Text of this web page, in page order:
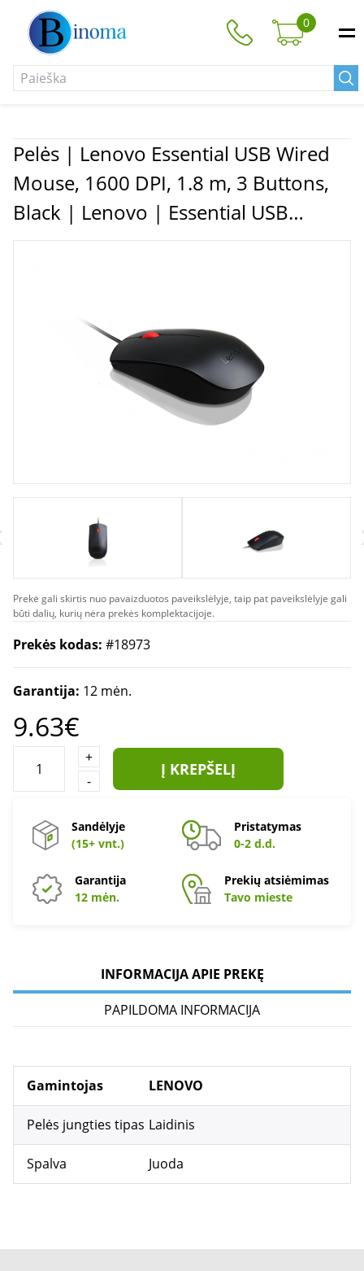
0
Pelės | Lenovo Essential USB Wired
Mouse, 1600 DPI, 1.8 m, 3 Buttons,
Black | Lenovo | Essential USB
Mouse | wired | Optical sensor |
Prekė gali skirtis nuo pavaizduotos paveikslėlyje, taip pat paveikslėlyje gali
būti dalių, kurių nėra prekės komplektacijoje.
Prekės kodas: #18973
Garantija: 12 mėn.
9.63€
+
-
Į KREPŠELĮ
Sandėlyje
(15+ vnt.)
Pristatymas
0-2 d.d.
Garantija
12 mėn.
Prekių atsiėmimas
Tavo mieste
INFORMACIJA APIE PREKĘ
PAPILDOMA INFORMACIJA
Gamintojas LENOVO
Pelės jungties tipas Laidinis
Spalva Juoda